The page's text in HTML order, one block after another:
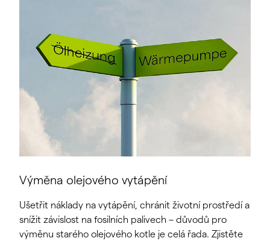
Výměna olejového vytápění
Ušetřit náklady na vytápění, chránit životní prostředí a
snížit závislost na fosilních palivech – důvodů pro
výměnu starého olejového kotle je celá řada. Zjistěte